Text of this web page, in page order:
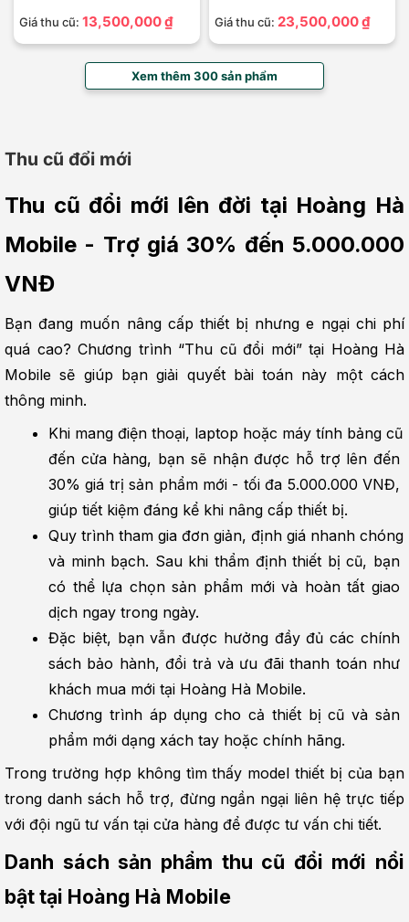
Giá thu cũ: 13,500,000 ₫ Giá thu cũ: 23,500,000 ₫
Xem thêm 300 sản phẩm
Thu cũ đổi mới
Thu cũ đổi mới lên đời tại Hoàng Hà
Mobile - Trợ giá 30% đến 5.000.000
VNĐ
Bạn đang muốn nâng cấp thiết bị nhưng e ngại chi phí
quá cao? Chương trình “Thu cũ đổi mới” tại Hoàng Hà
Mobile sẽ giúp bạn giải quyết bài toán này một cách
thông minh.
Khi mang điện thoại, laptop hoặc máy tính bảng cũ
đến cửa hàng, bạn sẽ nhận được hỗ trợ lên đến
30% giá trị sản phẩm mới - tối đa 5.000.000 VNĐ,
giúp tiết kiệm đáng kể khi nâng cấp thiết bị.
Quy trình tham gia đơn giản, định giá nhanh chóng
và minh bạch. Sau khi thẩm định thiết bị cũ, bạn
có thể lựa chọn sản phẩm mới và hoàn tất giao
dịch ngay trong ngày.
Đặc biệt, bạn vẫn được hưởng đầy đủ các chính
sách bảo hành, đổi trả và ưu đãi thanh toán như
khách mua mới tại Hoàng Hà Mobile.
Chương trình áp dụng cho cả thiết bị cũ và sản
phẩm mới dạng xách tay hoặc chính hãng.
Trong trường hợp không tìm thấy model thiết bị của bạn
trong danh sách hỗ trợ, đừng ngần ngại liên hệ trực tiếp
với đội ngũ tư vấn tại cửa hàng để được tư vấn chi tiết.
Danh sách sản phẩm thu cũ đổi mới nổi
bật tại Hoàng Hà Mobile